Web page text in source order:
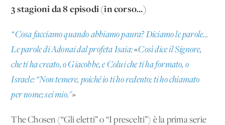
3 stagioni da 8 episodi (in corso...)
“Cosa facciamo quando abbiamo paura? Diciamo le parole…
Le parole di Adonai dal profeta Isaia:«Così dice il Signore,
che ti ha creato, o Giacobbe, e Colui che ti ha formato, o
Israele: “Non temere, poiché io ti ho redento; ti ho chiamato
per nome; sei mio."»
The Chosen (“Gli eletti” o “I prescelti”) è la prima serie